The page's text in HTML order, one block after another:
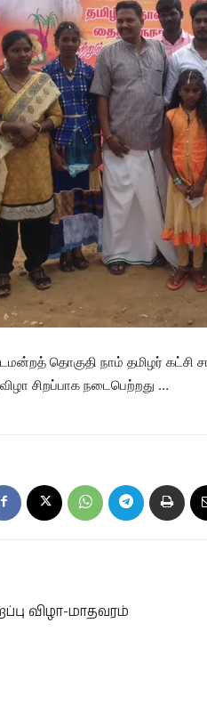
தொகுதி நாம் தமிழர் கட்சி
சிறப்பாக நடைபெற்றது …
விழா-மாதவரம்